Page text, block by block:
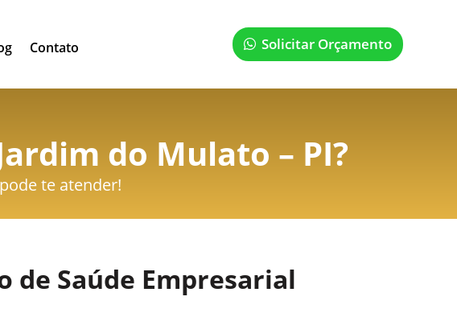
Contato Solicitar Orçamento
do Mulato – PI?
te atender!
de Saúde Empresarial